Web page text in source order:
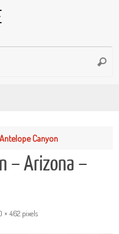
Canyon
– Arizona –
× 462pixels